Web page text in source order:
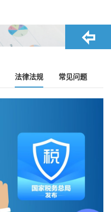
法律法规 常见问题